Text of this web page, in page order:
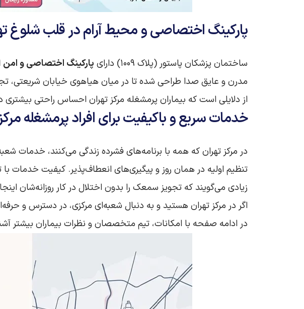
پارکینگ اختصاصی و محیط آرام در قلب شلوغ
ساختمان پزشکان پاستور (پلاک ۱۰۰۹) دارای پارکینگ اختصاصی و امن
مدرن و عایق صدا طراحی شده تا در میان هیاهوی خیابان شریعتی،
از دلایلی است که بیماران پرمشغله مرکز تهران احساس راحتی
خدمات سریع و باکیفیت برای افراد پرمشغله
در مرکز تهران که همه با برنامه‌های فشرده زندگی می‌کنند،
تنظیم اولیه در همان روز و پیگیری‌های انعطاف‌پذیر. کیفیت
زیادی می‌گویند که تجویز سمعک را بدون اختلال در کار روزانه‌شان
اگر در مرکز تهران هستید و به دنبال شعبه‌ای مرکزی، در دسترس و
در ادامه صفحه با امکانات، تیم متخصصان و نظرات بیماران بیشتر